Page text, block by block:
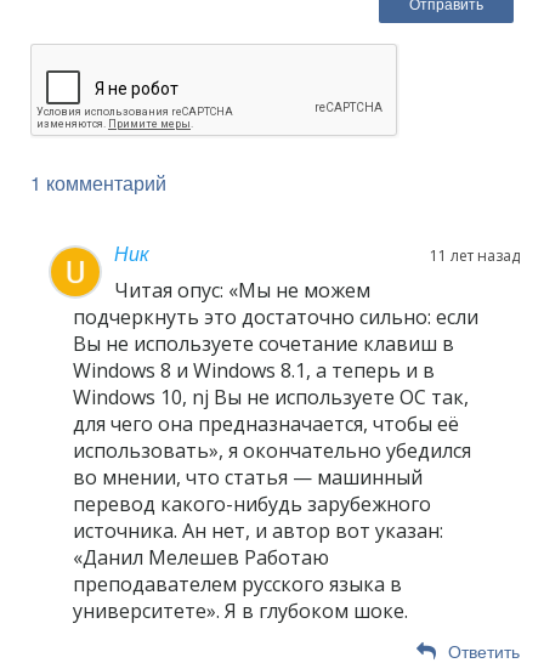
1 комментарий
Ник 11 лет назад
Читая опус: «Мы не можем
подчеркнуть это достаточно сильно: если
Вы не используете сочетание клавиш в
Windows 8 и Windows 8.1, а теперь и в
Windows 10, nj Вы не используете ОС так,
для чего она предназначается, чтобы её
использовать», я окончательно убедился
во мнении, что статья — машинный
перевод какого-нибудь зарубежного
источника. Ан нет, и автор вот указан:
«Данил Мелешев Работаю
преподавателем русского языка в
университете». Я в глубоком шоке.
Ответить